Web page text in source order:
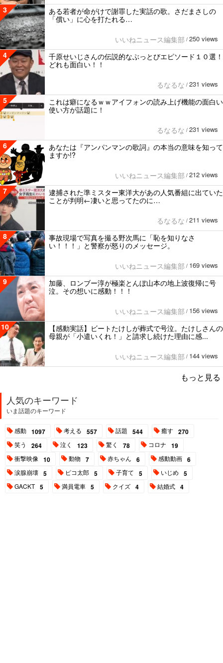
3
ある若者が命がけで謝罪した実話の歌。さだまさしの
「償い」に心を打たれる…
いいねニュース編集部 / 250 views
4
千原せいじさんの伝説的なぶっとびエピソード１０選！
どれも面白い！！
るなるな / 231 views
5
これは癖になるｗｗアイフォンの読み上げ機能の面白い
使い方が話題に！
るなるな / 231 views
6
あなたは『アンパンマンの歌詞』の本当の意味を知って
ますか!?
いいねニュース編集部 / 212 views
7
逮捕された準ミスター東洋大があの人気番組に出ていた
ことが判明←凄いと思ってたのに…
るなるな / 211 views
8
事故現場で写真を撮る野次馬に「恥を知りなさ
い！！！」と警察が怒りのメッセージ。
いいねニュース編集部 / 169 views
9
加藤、ロンブー淳が極楽とんぼ山本の地上波復帰に号
泣。その想いに感動！！！
いいねニュース編集部 / 156 views
10
【感動実話】ビートたけしが葬式で号泣。たけしさんの
母親が「小遣いくれ！」と請求し続けた理由に感...
いいねニュース編集部 / 144 views
もっと見る
人気のキーワード
いま話題のキーワード
感動 1097 考える 557 話題 544 癒す 270
笑う 264 泣く 123 驚く 78 コロナ 19
衝撃映像 10 動物 7 赤ちゃん 6 感動動画 6
涙腺崩壊 5 ピコ太郎 5 子育て 5 いじめ 5
GACKT 5 満員電車 5 クイズ 4 結婚式 4